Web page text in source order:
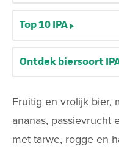
Fruitig en vrolijk bier,
ananas, passievrucht
met tarwe, rogge en
Top 10 IPA
Ontdek biersoort